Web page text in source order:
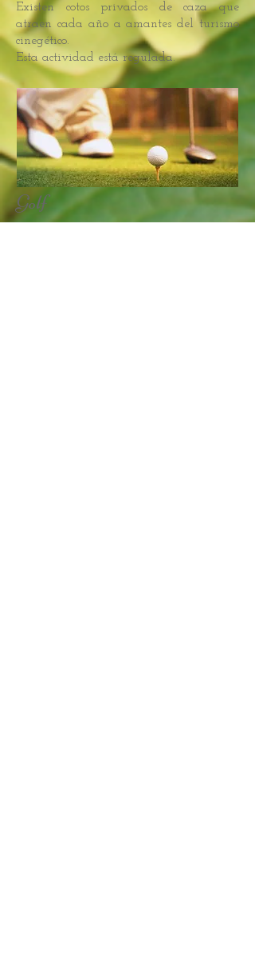
Existen cotos privados de caza que
atraen cada año a amantes del turismo
cinegético.
Esta actividad está regulada.
Golf